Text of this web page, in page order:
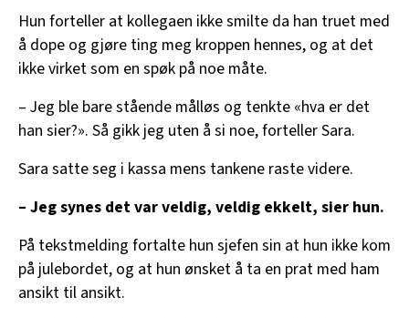
Hun forteller at kollegaen ikke smilte da han truet med
å dope og gjøre ting meg kroppen hennes, og at det
ikke virket som en spøk på noe måte.
– Jeg ble bare stående målløs og tenkte «hva er det
han sier?». Så gikk jeg uten å si noe, forteller Sara.
Sara satte seg i kassa mens tankene raste videre.
– Jeg synes det var veldig, veldig ekkelt, sier hun.
På tekstmelding fortalte hun sjefen sin at hun ikke kom
på julebordet, og at hun ønsket å ta en prat med ham
ansikt til ansikt.